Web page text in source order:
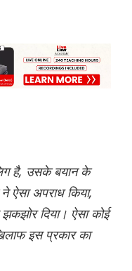
है, उसके बयान के
अपराध किया,
दिया। ऐसा कोई
इस प्रकार का